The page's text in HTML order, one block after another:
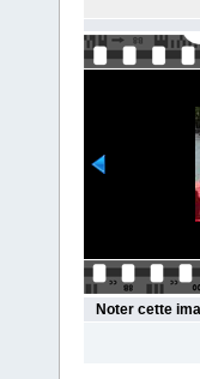
Noter cette